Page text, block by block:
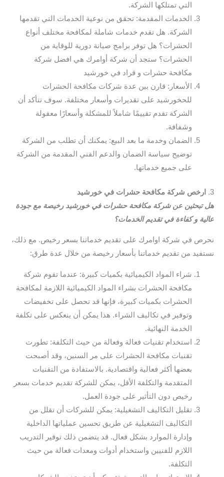
التي تمتلكها الشركة.
الخدمات المقدمة: تحقق من نوعية الخدمات التي تقدمها
الشركة. هل تقدم خدمات شاملة لمكافحة مختلف أنواع
الحشرات؟ هل توفر برامج صيانة دورية للوقاية من
الحشرات؟ ستجد أن شركة أوامرك هي افضل شركة
مكافحة حشرات و قراد في خورشيد
الأسعار: قارن بين عدة شركات مكافحة الحشرات
للحخورشيد على تقديرات وأسعار مختلفة. سوف تتأكد أن
الشركة تقدم تقييمًا شاملاً للمشكلة وأسعارًا معقولة
وشفافة.
الضمان وخدمة ما بعد البيع: يمكنك أن تطلب من الشركة
توضيح سياسة الضمان والدعم الفني المقدمة من الشركة
على جميع خدماتها.
3.
ارخص شركة مكافحة حشرات في خورشيد
هل تبحثين عن شركة مكافحة حشرات في خورشيد رخيصة مع جودة
عالية و كفاءة في تقديم الخدمات؟
نحرص في شركة اوامرك على تقديم خدماتنا بسعر رخيص. مع ذلك،
نستفيد من تقديم خدماتنا بأسعار رخيصة من خلال عدة طرق:
شراء المواد الكيميائية بكميات كبيرة: عندما تقوم شركة
مكافحة الحشرات بشراء المواد الكيميائية اللازمة لمكافحة
الحشرات بكميات كبيرة، فإنها قد تحصل على تخفيضات
وتوفير في تكاليف الشراء. هذا يمكن أن ينعكس على تكلفة
الخدمة النهائية.
استخدام تقنيات فعالة وفعالة من حيث التكلفة: تطورت
تقنيات مكافحة الحشرات على مر السنين، وقد أصبحت
بعضها أكثر فعالية واقتصادية. بالاستفادة من التقنيات
المتقدمة والتكلفة الأقل، يمكن للشركة تقديم خدمات بسعر
رخيص دون التأثير على جودة العمل.
تقليل التكاليف التشغيلية: يمكن للشركات أن تقلل من
التكاليف التشغيلية عن طريق تحسين عملياتها الداخلية
وإدارة الموارد بشكل فعال. قد يتضمن ذلك توفير التدريب
اللازم للفنيين واستخدام أدوات ومعدات فعالة من حيث
التكلفة.